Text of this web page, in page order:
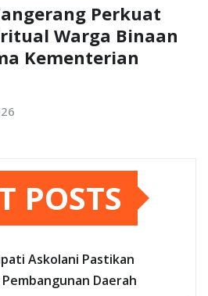
Perkuat
Warga Binaan
Kementerian
POSTS
Askolani Pastikan
Daerah